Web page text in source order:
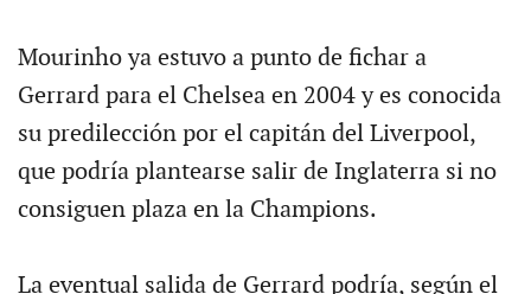
Mourinho ya estuvo a punto de fichar a
Gerrard para el Chelsea en 2004 y es conocida
su predilección por el capitán del Liverpool,
que podría plantearse salir de Inglaterra si no
consiguen plaza en la Champions.
La eventual salida de Gerrard podría, según el